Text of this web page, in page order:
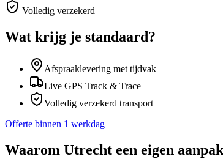
Volledig verzekerd
Wat krijg je standaard?
Afspraaklevering met tijdvak
Live GPS Track & Trace
Volledig verzekerd transport
Offerte binnen 1 werkdag
Waarom Utrecht een eigen